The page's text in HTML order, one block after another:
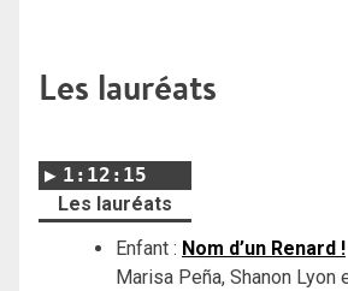
Les lauréats
1:12:15
Les lauréats
Enfant : Nom d’un Renard !
Marisa Peña, Shanon Lyon